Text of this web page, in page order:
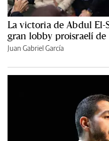
La victoria de Abdul El-
gran lobby proisraelí de
Juan Gabriel García